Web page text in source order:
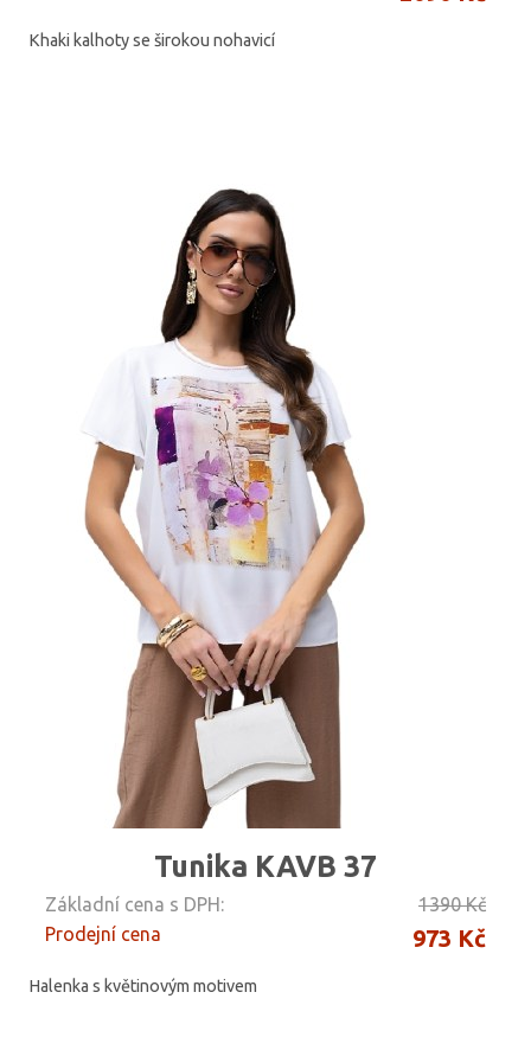
Khaki kalhoty se širokou nohavicí
Tunika KAVB 37
Základní cena s DPH:
1390 Kč
Prodejní cena
973 Kč
Halenka s květinovým motivem